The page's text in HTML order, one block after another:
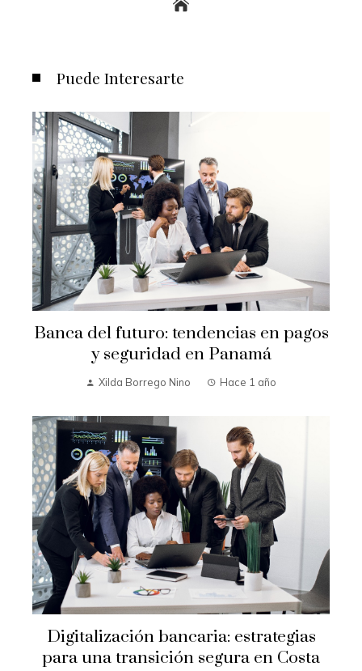
Puede Interesarte
Banca del futuro: tendencias en pagos
y seguridad en Panamá
Xilda Borrego Nino Hace 1 año
Digitalización bancaria: estrategias
para una transición segura en Costa